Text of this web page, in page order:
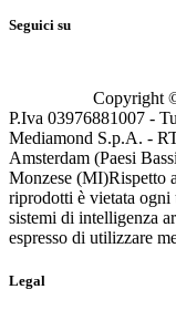
Seguici su
Copyright
P.Iva 03976881007 -
Mediamond S.p.A. -
Amsterdam (Paesi
Monzese (MI)Rispetto
riprodotti è vietata ogni
sistemi di intelligenza
espresso di utilizzare
Legal